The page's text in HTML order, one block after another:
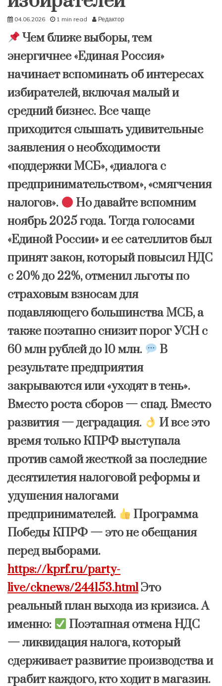
04.06.2026 1 min read Редактор
Чем ближе выборы, тем
энергичнее «Единая Россия»
начинает вспоминать об интересах
избирателей, включая малый и
средний бизнес. Все чаще
приходится слышать удивительные
заявления о необходимости
«поддержки МСБ», «диалога с
предпринимательством», «смягчения
налогов».
Но давайте вспомним
ноябрь 2025 года. Тогда голосами
«Единой России» и ее сателлитов был
принят закон, который повысил НДС
с 20% до 22%, отменил льготы по
страховым взносам для
подавляющего большинства МСБ, а
также поэтапно снизит порог УСН с
60 млн рублей до 10 млн.
В
результате предприятия
закрываются или «уходят в тень».
Вместо роста сборов — спад. Вместо
развития — деградация.
И все это
время только КПРФ выступала
против самой жесткой за последние
десятилетия налоговой реформы и
удушения налогами
предпринимателей.
Программа
Победы КПРФ — это не обещания
перед выборами.
https://kprf.ru/party-
live/cknews/244153.htmlЭто
реальный план выхода из кризиса. А
именно:
Поэтапная отмена НДС
— ликвидация налога, который
сдерживает развитие производства и
грабит каждого, кто ходит в магазин.